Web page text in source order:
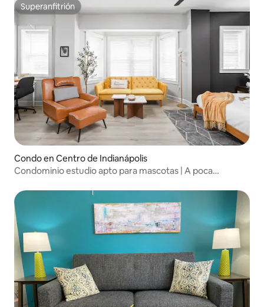
Superanfitrión
Superanfitrión
Condo en Centro de Indianápolis
Condominio estudio apto para mascotas | A poca